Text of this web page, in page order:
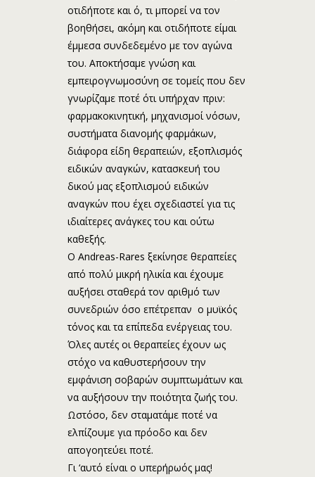
οτιδήποτε και ό, τι μπορεί να τον
βοηθήσει, ακόμη και οτιδήποτε είμαι
έμμεσα συνδεδεμένο με τον αγώνα
του. Αποκτήσαμε γνώση και
εμπειρογνωμοσύνη σε τομείς που δεν
γνωρίζαμε ποτέ ότι υπήρχαν πριν:
φαρμακοκινητική, μηχανισμοί νόσων,
συστήματα διανομής φαρμάκων,
διάφορα είδη θεραπειών, εξοπλισμός
ειδικών αναγκών, κατασκευή του
δικού μας εξοπλισμού ειδικών
αναγκών που έχει σχεδιαστεί για τις
ιδιαίτερες ανάγκες του και ούτω
καθεξής.
Ο Andreas-Rares ξεκίνησε θεραπείες
από πολύ μικρή ηλικία και έχουμε
αυξήσει σταθερά τον αριθμό των
συνεδριών όσο επέτρεπαν ο μυϊκός
τόνος και τα επίπεδα ενέργειας του.
Όλες αυτές οι θεραπείες έχουν ως
στόχο να καθυστερήσουν την
εμφάνιση σοβαρών συμπτωμάτων και
να αυξήσουν την ποιότητα ζωής του.
Ωστόσο, δεν σταματάμε ποτέ να
ελπίζουμε για πρόοδο και δεν
απογοητεύει ποτέ.
Γι ‘αυτό είναι ο υπερήρωός μας!